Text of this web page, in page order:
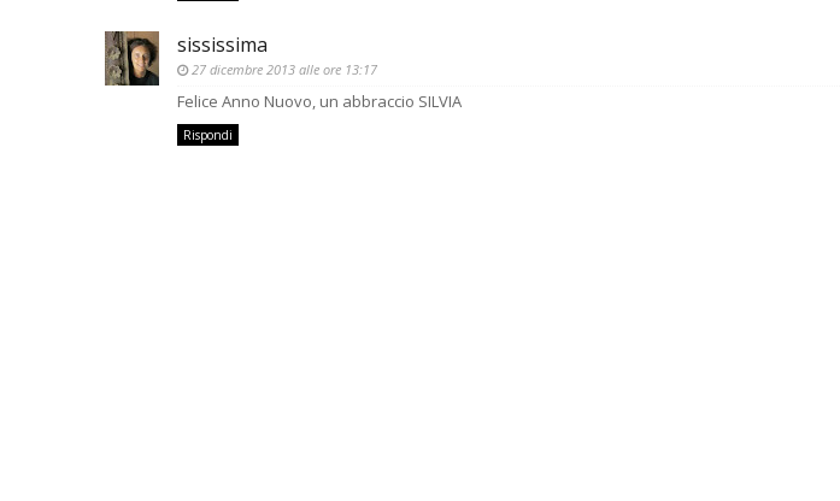
sississima
27 dicembre 2013 alle ore 13:17
Felice Anno Nuovo, un abbraccio SILVIA
Rispondi